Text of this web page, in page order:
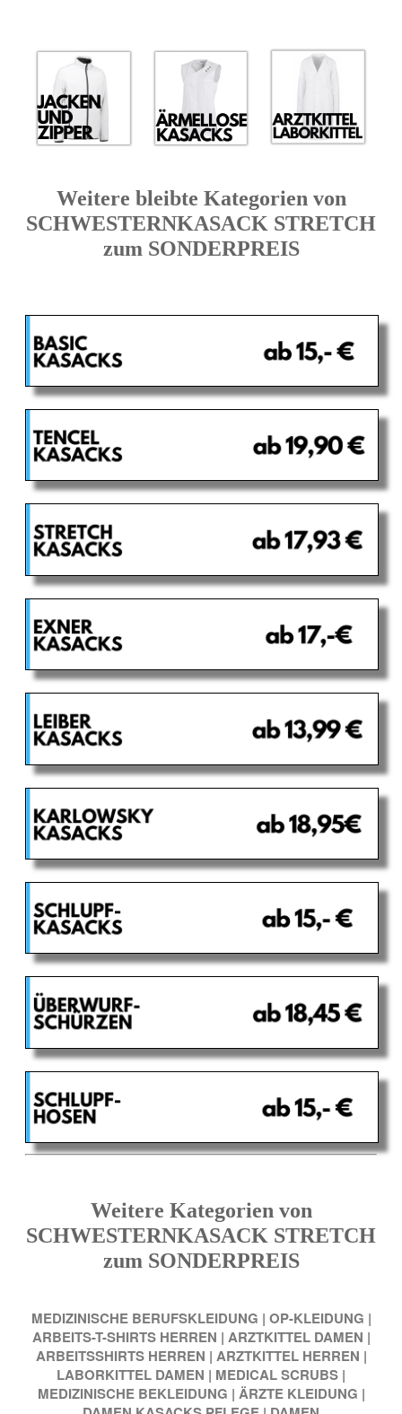
Weitere bleibte Kategorien von
SCHWESTERNKASACK STRETCH
zum SONDERPREIS
Weitere Kategorien von
SCHWESTERNKASACK STRETCH
zum SONDERPREIS
MEDIZINISCHE BERUFSKLEIDUNG | OP-KLEIDUNG |
ARBEITS-T-SHIRTS HERREN | ARZTKITTEL DAMEN |
ARBEITSSHIRTS HERREN | ARZTKITTEL HERREN |
LABORKITTEL DAMEN | MEDICAL SCRUBS |
MEDIZINISCHE BEKLEIDUNG | ÄRZTE KLEIDUNG |